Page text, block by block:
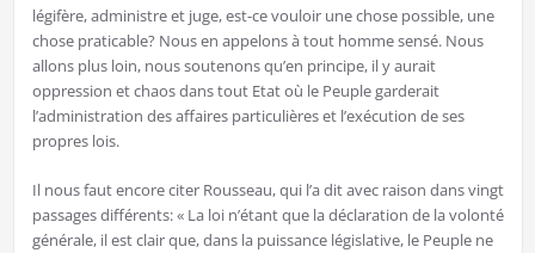
légifère, administre et juge, est-ce vouloir une chose possible, une
chose praticable? Nous en appelons à tout homme sensé. Nous
allons plus loin, nous soutenons qu’en principe, il y aurait
oppression et chaos dans tout Etat où le Peuple garderait
l’administration des affaires particulières et l’exécution de ses
propres lois.
Il nous faut encore citer Rousseau, qui l’a dit avec raison dans vingt
passages différents: « La loi n’étant que la déclaration de la volonté
générale, il est clair que, dans la puissance législative, le Peuple ne